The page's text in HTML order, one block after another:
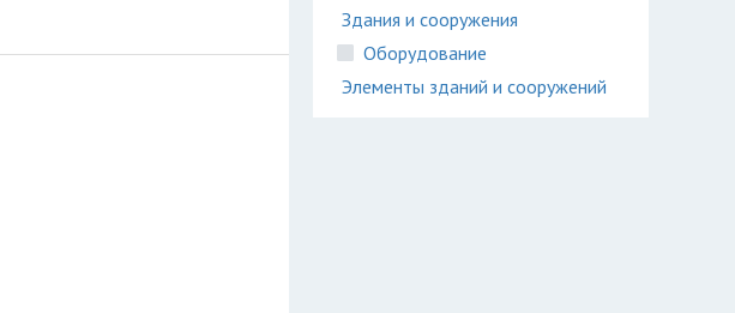
Здания и сооружения
Оборудование
Элементы зданий и сооружений